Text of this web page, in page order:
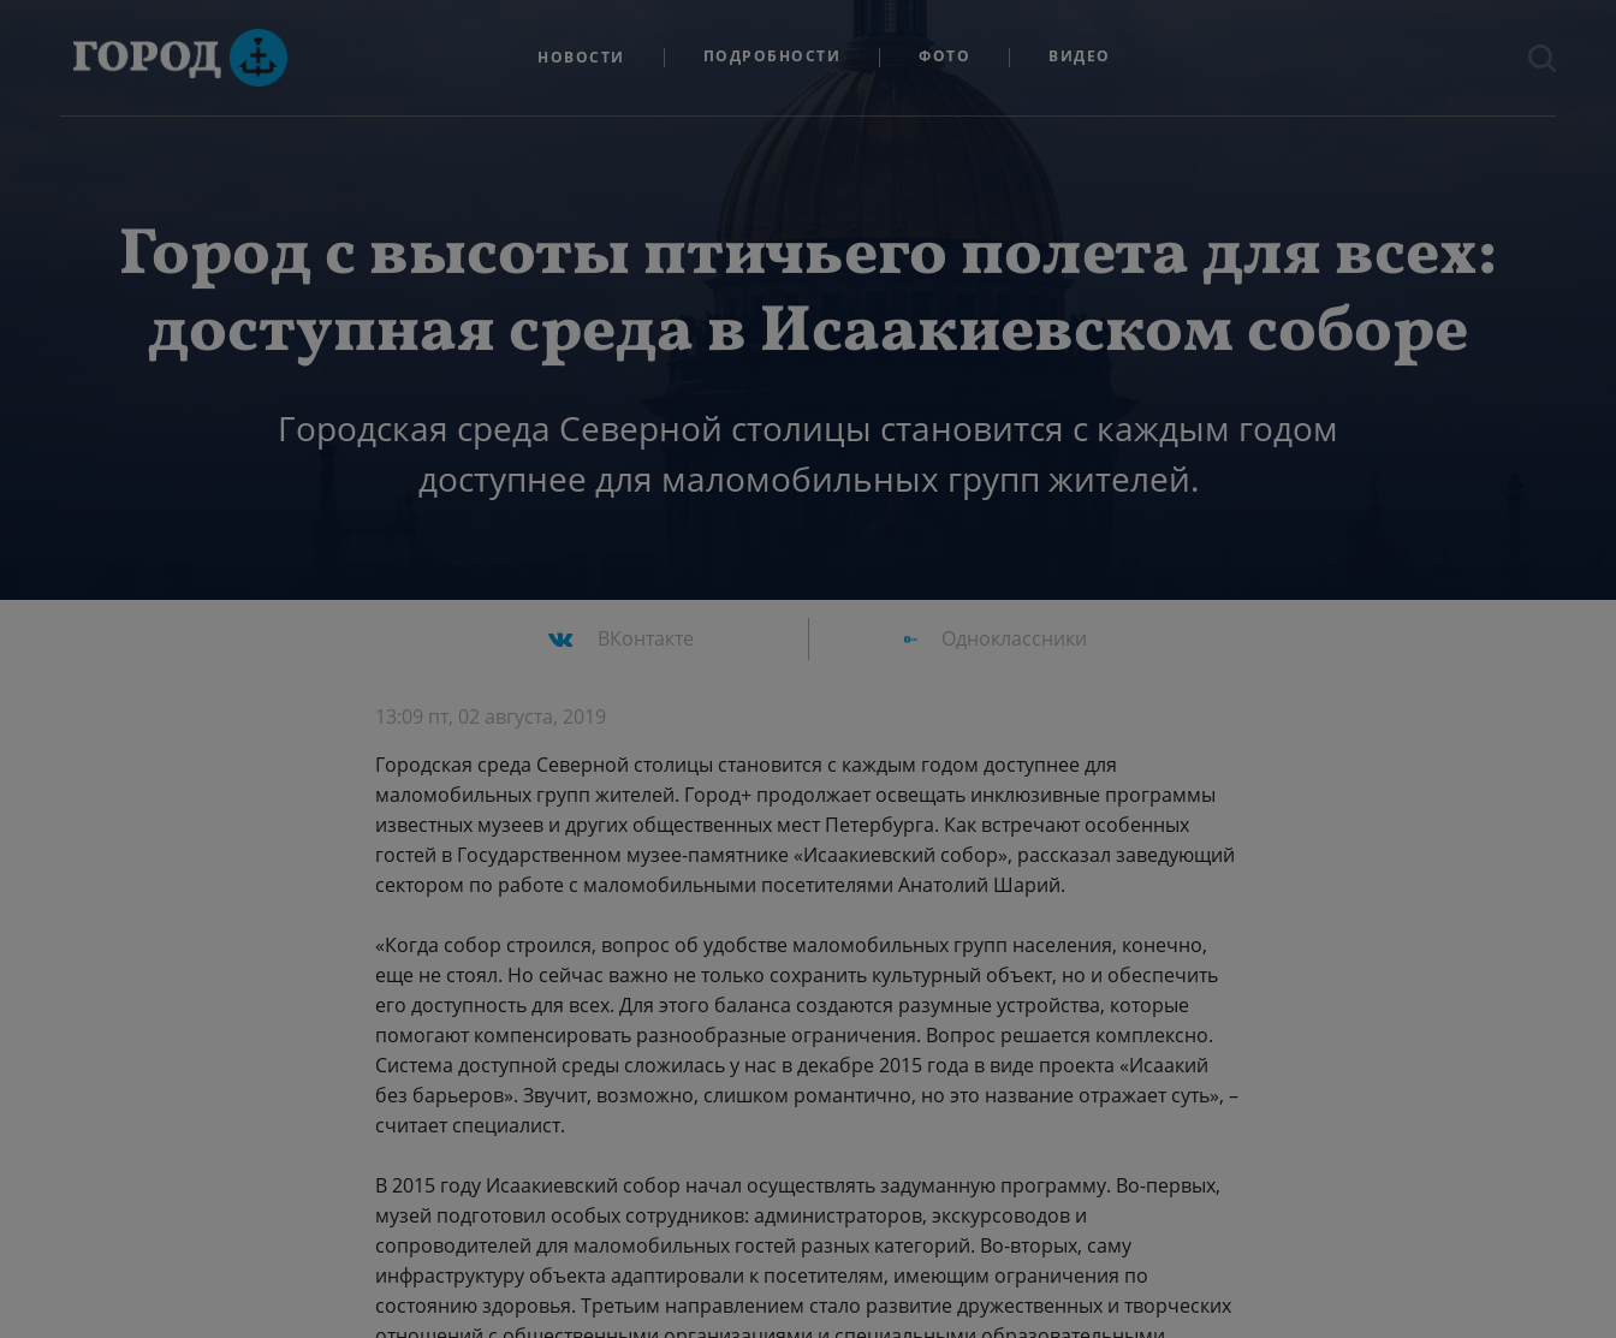
НОВОСТИ ПОДРОБНОСТИ ФОТО ВИДЕО
Город с высоты птичьего полета для всех:
доступная среда в Исаакиевском соборе
Городская среда Северной столицы становится с каждым годом
доступнее для маломобильных групп жителей.
ВКонтакте Одноклассники
13:09 пт, 02 августа, 2019
Городская среда Северной столицы становится с каждым годом доступнее для
маломобильных групп жителей. Город+ продолжает освещать инклюзивные программы
известных музеев и других общественных мест Петербурга. Как встречают особенных
гостей в Государственном музее-памятнике «Исаакиевский собор», рассказал заведующий
сектором по работе с маломобильными посетителями Анатолий Шарий.
«Когда собор строился, вопрос об удобстве маломобильных групп населения, конечно,
еще не стоял. Но сейчас важно не только сохранить культурный объект, но и обеспечить
его доступность для всех. Для этого баланса создаются разумные устройства, которые
помогают компенсировать разнообразные ограничения. Вопрос решается комплексно.
Система доступной среды сложилась у нас в декабре 2015 года в виде проекта «Исаакий
без барьеров». Звучит, возможно, слишком романтично, но это название отражает суть», –
считает специалист.
В 2015 году Исаакиевский собор начал осуществлять задуманную программу. Во-первых,
музей подготовил особых сотрудников: администраторов, экскурсоводов и
сопроводителей для маломобильных гостей разных категорий. Во-вторых, саму
инфраструктуру объекта адаптировали к посетителям, имеющим ограничения по
состоянию здоровья. Третьим направлением стало развитие дружественных и творческих